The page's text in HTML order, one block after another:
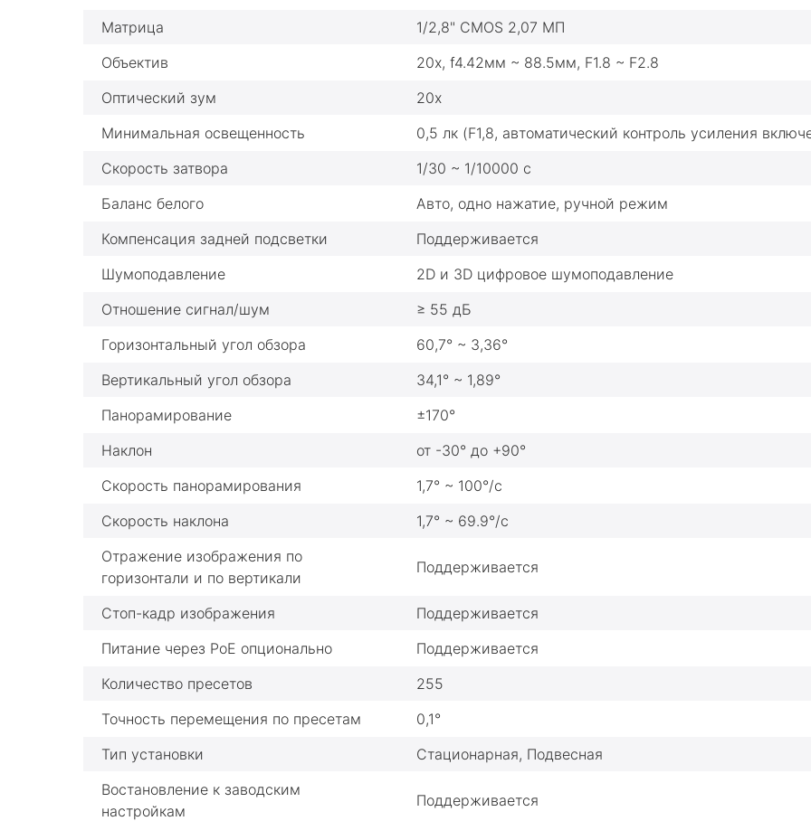
Матрица
1/2,8" CMOS 2,07 МП
Объектив
20x, f4.42мм ~ 88.5мм, F1.8 ~ F2.8
Оптический зум
20х
Минимальная освещенность
0,5 лк (F1,8, автоматический контроль усиления
Скорость затвора
1/30 ~ 1/10000 с
Баланс белого
Авто, одно нажатие, ручной режим
Компенсация задней подсветки
Поддерживается
Шумоподавление
2D и 3D цифровое шумоподавление
Отношение сигнал/шум
≥ 55 дБ
Горизонтальный угол обзора
60,7° ~ 3,36°
Вертикальный угол обзора
34,1° ~ 1,89°
Панорамирование
±170°
Наклон
от -30° до +90°
Скорость панорамирования
1,7° ~ 100°/с
Скорость наклона
1,7° ~ 69.9°/с
Отражение изображения по
горизонтали и по вертикали
Поддерживается
Стоп-кадр изображения
Поддерживается
Питание через PoE опционально
Поддерживается
Количество пресетов
255
Точность перемещения по пресетам
0,1°
Тип установки
Стационарная, Подвесная
Востановление к заводским
настройкам
Поддерживается